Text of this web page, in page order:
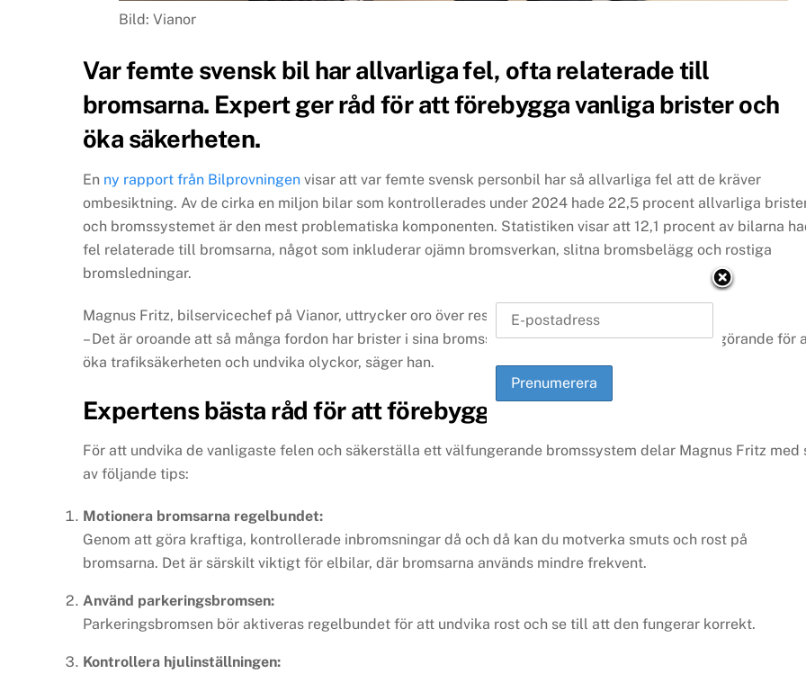
Bild: Vianor
Var femte svensk bil har allvarliga fel, ofta relaterade till
bromsarna. Expert ger råd för att förebygga vanliga brister och
öka säkerheten.
En ny rapport från Bilprovningen visar att var femte svensk personbil har så allvarliga fel att de kräver
ombesiktning. Av de cirka en miljon bilar som kontrollerades under 2024 hade 22,5 procent allvarliga
och bromssystemet är den mest problematiska komponenten. Statistiken visar att 12,1 procent av bilarna
fel relaterade till bromsarna, något som inkluderar ojämn bromsverkan, slitna bromsbelägg och rostiga
bromsledningar.
Magnus Fritz, bilservicechef på Vianor, uttrycker oro över resultaten:
– Det är oroande att så många fordon har brister i sina bromssystem. Regelbunden service är avgörande för
öka trafiksäkerheten och undvika olyckor, säger han.
Expertens bästa råd för att förebygga bromsproblem
För att undvika de vanligaste felen och säkerställa ett välfungerande bromssystem delar Magnus Fritz med
av följande tips:
Motionera bromsarna regelbundet:
Genom att göra kraftiga, kontrollerade inbromsningar då och då kan du motverka smuts och rost på
bromsarna. Det är särskilt viktigt för elbilar, där bromsarna används mindre frekvent.
Använd parkeringsbromsen:
Parkeringsbromsen bör aktiveras regelbundet för att undvika rost och se till att den fungerar korrekt.
Kontrollera hjulinställningen: